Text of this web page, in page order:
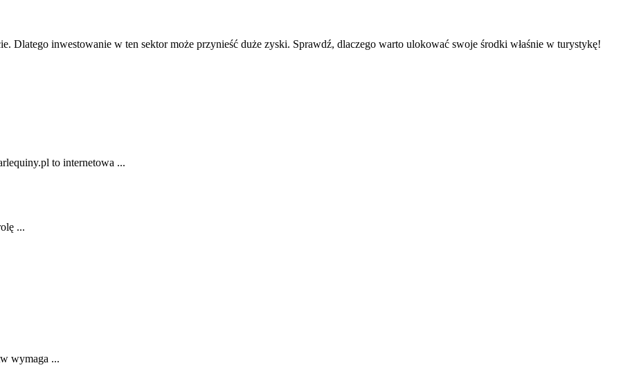
Dlatego inwestowanie w ten sektor może przynieść duże zyski. Sprawdź, dlaczego warto ulokować swoje środki właśnie w turystykę!
to internetowa ...
...
wymaga ...